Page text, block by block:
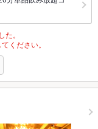
。
ください。